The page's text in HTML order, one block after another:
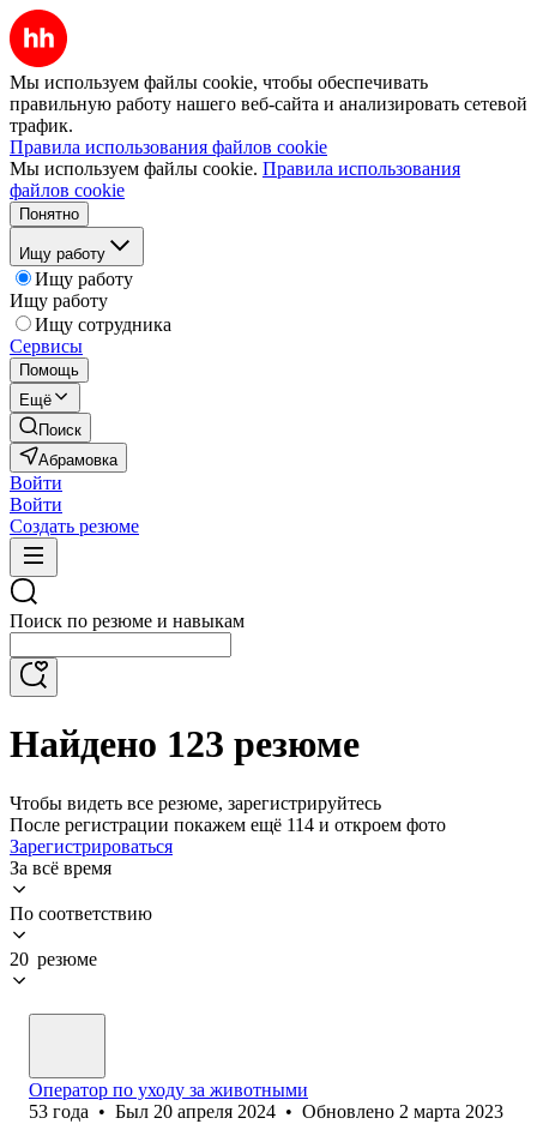
Мы используем файлы cookie, чтобы обеспечивать
правильную работу нашего веб-сайта и анализировать сетевой
трафик.
Правила использования файлов cookie
Мы используем файлы cookie. Правила использования
файлов cookie
Понятно
Ищу работу
Ищу работу
Ищу работу
Ищу сотрудника
Сервисы
Помощь
Ещё
Поиск
Абрамовка
Войти
Войти
Создать резюме
Поиск по резюме и навыкам
Найдено 123 резюме
Чтобы видеть все резюме, зарегистрируйтесь
После регистрации покажем ещё 114 и откроем фото
Зарегистрироваться
За всё время
По соответствию
20 резюме
Оператор по уходу за животными
53 года • Был 20 апреля 2024 • Обновлено 2 марта 2023